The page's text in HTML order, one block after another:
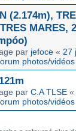
(2.174m),
MARES,
par jefoce « 27
photos/vidéos
par C.A TLSE «
photos/vidéos